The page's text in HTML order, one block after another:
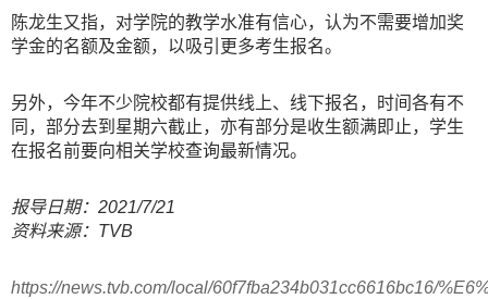
陈龙生又指，对学院的教学水准有信心，认为不需要增加奖
学金的名额及金额，以吸引更多考生报名。
另外，今年不少院校都有提供线上、线下报名，时间各有不
同，部分去到星期六截止，亦有部分是收生额满即止，学生
在报名前要向相关学校查询最新情况。
报导日期：2021/7/21
资料来源：TVB
https://news.tvb.com/local/60f7fba234b031cc6616bc16/